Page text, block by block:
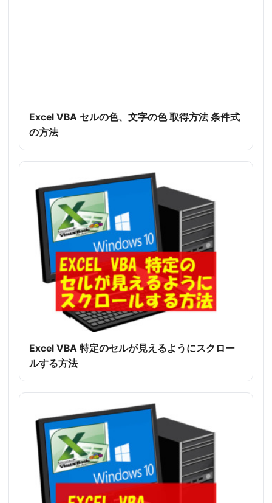
Excel VBA セルの色、文字の色 取得方法 条件式
の方法
Excel VBA 特定のセルが見えるようにスクロー
ルする方法